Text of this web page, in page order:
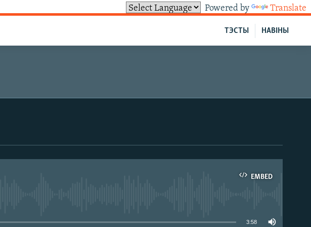
Powered by Translate
НАВІНЫ
ТЭСТЫ
EMBED
3:58